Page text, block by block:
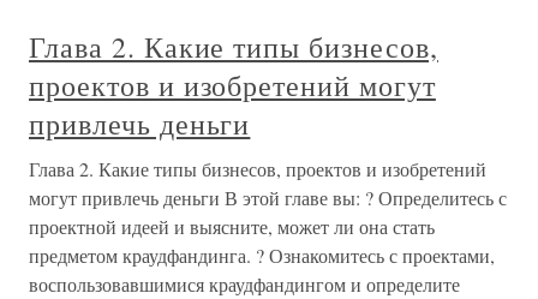
Глава 2. Какие типы бизнесов,
проектов и изобретений могут
привлечь деньги
Глава 2. Какие типы бизнесов, проектов и изобретений
могут привлечь деньги В этой главе вы: ? Определитесь с
проектной идеей и выясните, может ли она стать
предметом краудфандинга. ? Ознакомитесь с проектами,
воспользовавшимися краудфандингом и определите